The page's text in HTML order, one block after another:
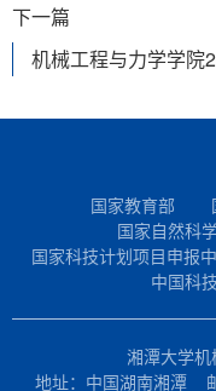
下一篇
机械工程与力学学院
国家教育部
国家自然科
国家科技计划项目申报
中国科
湘潭大学
地址：中国湖南湘潭